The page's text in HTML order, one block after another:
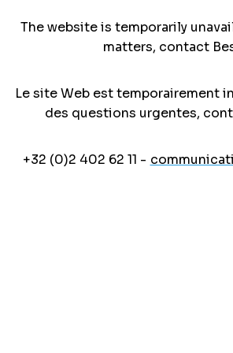
The website is temporarily
matters, contact
Le site Web est temporairement
des questions urgentes,
+32 (0)2 402 62 11 -